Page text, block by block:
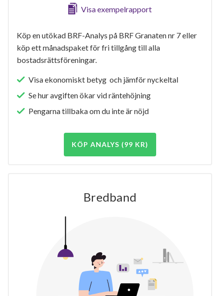
Visa exempelrapport
Köp en utökad BRF-Analys på BRF Granaten nr 7 eller
köp ett månadspaket för fri tillgång till alla
bostadsrättsföreningar.
Visa ekonomiskt betyg och jämför nyckeltal
Se hur avgiften ökar vid räntehöjning
Pengarna tillbaka om du inte är nöjd
KÖP ANALYS (99 KR)
Bredband